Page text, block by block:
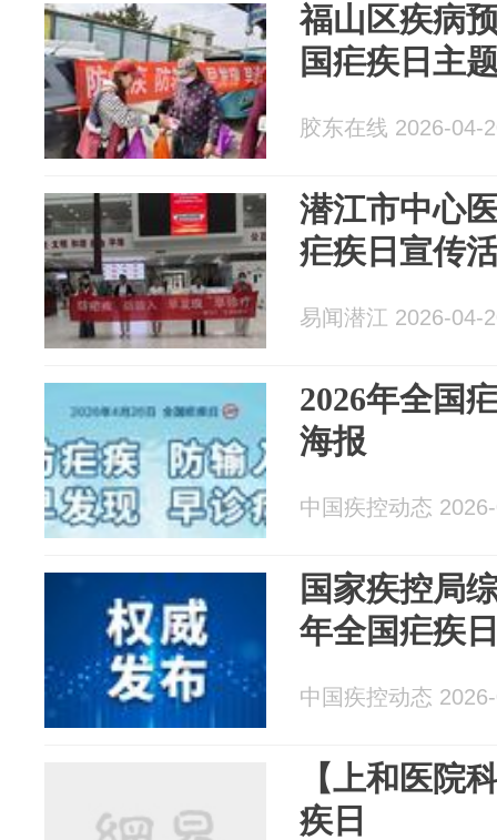
福山区疾病
国疟疾日主
胶东在线 2026-04-
潜江市中心
疟疾日宣传
易闻潜江 2026-04-
2026年全国
海报
中国疾控动态
国家疾控局
年全国疟疾
中国疾控动态
【上和医院
疾日